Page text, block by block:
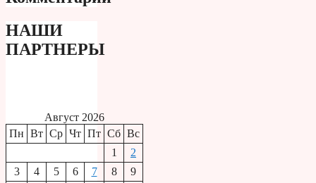
НАШИ
ПАРТНЕРЫ
Август 2026
Пн Вт Ср Чт Пт Сб Вс
1
2
3
4 5 6 7 8
9